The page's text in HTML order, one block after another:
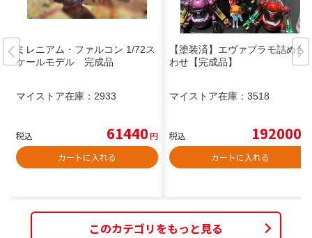
ミレニアム・ファルコン 1/72ス
ケールモデル 完成品
マイストア在庫： 2933
税込 61440円
カートに入れる
【塗装済】エヴァプラモ詰め合
わせ【完成品】
マイストア在庫： 3518
税込 192000
カートに入れる
このカテゴリをもっと見る